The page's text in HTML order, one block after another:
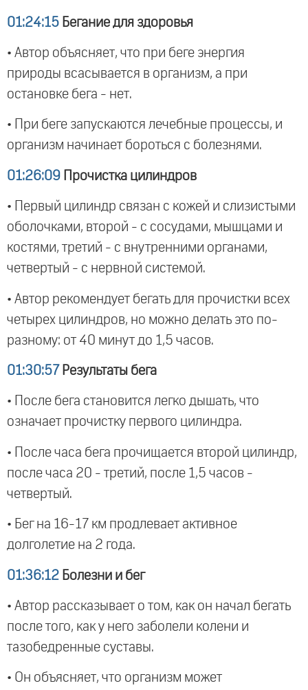
01:24:15 Бегание для здоровья
• Автор объясняет, что при беге энергия
природы всасывается в организм, а при
остановке бега - нет.
• При беге запускаются лечебные процессы, и
организм начинает бороться с болезнями.
01:26:09 Прочистка цилиндров
• Первый цилиндр связан с кожей и слизистыми
оболочками, второй - с сосудами, мышцами и
костями, третий - с внутренними органами,
четвертый - с нервной системой.
• Автор рекомендует бегать для прочистки всех
четырех цилиндров, но можно делать это по-
разному: от 40 минут до 1,5 часов.
01:30:57 Результаты бега
• После бега становится легко дышать, что
означает прочистку первого цилиндра.
• После часа бега прочищается второй цилиндр,
после часа 20 - третий, после 1,5 часов -
четвертый.
• Бег на 16-17 км продлевает активное
долголетие на 2 года.
01:36:12 Болезни и бег
• Автор рассказывает о том, как он начал бегать
после того, как у него заболели колени и
тазобедренные суставы.
• Он объясняет, что организм может